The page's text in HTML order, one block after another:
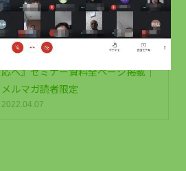
【無料公開】介護運営研修『訪問介
護はＩＣＴ効率化と次代のニーズ対
応へ』セミナー資料全ページ掲載｜
メルマガ読者限定
2022.04.07